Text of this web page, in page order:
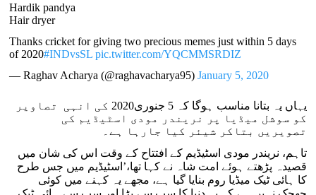
Hardik pandya
Hair dryer
Thanks cricket for giving two precious memes just within 5 days
of 2020#INDvsSL pic.twitter.com/YQCMMSRDIZ
— Raghav Acharya (@raghavacharya95)January 5, 2020
یہاں یہ بتانا مناسب ہوگا کہ 5 جنوری2020 کی انہی تصاویر
کو سوشل میڈیا پر نریندر مودی اسٹیڈیم کی
تصویریں بتاکر شیئر کیا جارہا ہے۔
تاہم، نریندر مودی اسٹیڈیم کے افتتاح کے وقت اس کی شان میں
قصیدہ پڑھتے ہوئے امت شاہ نے کہا تھا،’اسٹیڈیم میں جس طرح
کا ہائی ٹیک میڈیا روم بنایا گیا ہے، مجھے یہ کہنے میں کوئی